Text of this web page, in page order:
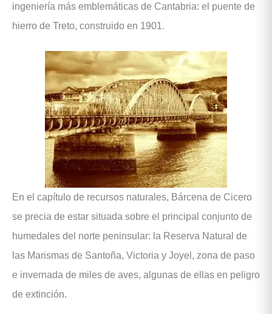
ingeniería más emblemáticas de Cantabria: el puente de
hierro de Treto, construido en 1901.
En el capítulo de recursos naturales, Bárcena de Cicero
se precia de estar situada sobre el principal conjunto de
humedales del norte peninsular: la Reserva Natural de
las Marismas de Santoña, Victoria y Joyel, zona de paso
e invernada de miles de aves, algunas de ellas en peligro
de extinción.